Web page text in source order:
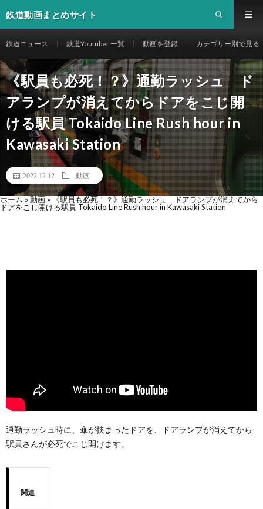
鉄道動画まとめサイト
鉄道ニュース 鉄道Youtuber 一覧 動画を登録 カテゴリー別で見る
《駅員も必死！？》通勤ラッシュ ド
アランプが消えてからドアをこじ開
ける駅員 Tokaido Line Rush hour in
Kawasaki Station
2022.12.12 動画
ホーム » 動画 » 《駅員も必死！？》通勤ラッシュ ドアランプが消えてから
ドアをこじ開ける駅員 Tokaido Line Rush hour in Kawasaki Station
通勤ラッシュ時に、傘が挟まったドアを、ドアランプが消えてから
駅員さんが必死でこじ開けます。
関連